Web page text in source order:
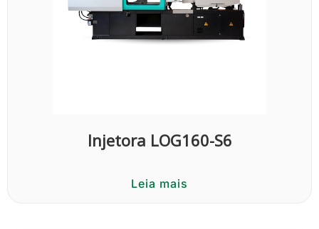
Injetora LOG160-S6
Leia mais